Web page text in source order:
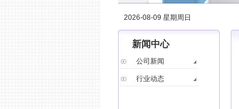
2026-08-09 星期周日
新闻中心
公司新闻
行业动态